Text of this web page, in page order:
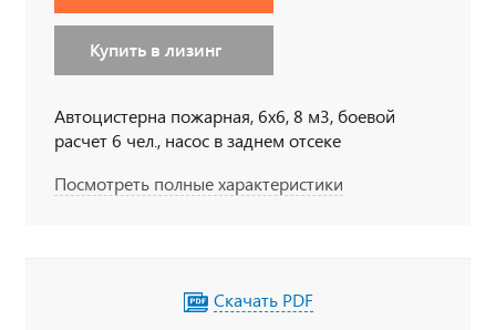
Купить в лизинг
Автоцистерна пожарная, 6х6, 8 м3, боевой
расчет 6 чел., насос в заднем отсеке
Посмотреть полные характеристики
Скачать PDF